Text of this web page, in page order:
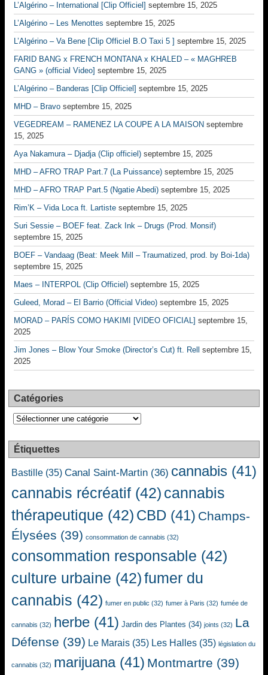
L’Algérino – International [Clip Officiel] septembre 15, 2025
L’Algérino – Les Menottes septembre 15, 2025
L’Algérino – Va Bene [Clip Officiel B.O Taxi 5 ] septembre 15, 2025
FARID BANG x FRENCH MONTANA x KHALED – « MAGHREB
GANG » (official Video] septembre 15, 2025
L’Algérino – Banderas [Clip Officiel] septembre 15, 2025
MHD – Bravo septembre 15, 2025
VEGEDREAM – RAMENEZ LA COUPE A LA MAISON septembre
15, 2025
Aya Nakamura – Djadja (Clip officiel) septembre 15, 2025
MHD – AFRO TRAP Part.7 (La Puissance) septembre 15, 2025
MHD – AFRO TRAP Part.5 (Ngatie Abedi) septembre 15, 2025
Rim’K – Vida Loca ft. Lartiste septembre 15, 2025
Suri Sessie – BOEF feat. Zack Ink – Drugs (Prod. Monsif)
septembre 15, 2025
BOEF – Vandaag (Beat: Meek Mill – Traumatized, prod. by Boi-1da)
septembre 15, 2025
Maes – INTERPOL (Clip Officiel) septembre 15, 2025
Guleed, Morad – El Barrio (Official Video) septembre 15, 2025
MORAD – PARÍS COMO HAKIMI [VIDEO OFICIAL] septembre 15,
2025
Jim Jones – Blow Your Smoke (Director’s Cut) ft. Rell
septembre 15,
2025
Catégories
Catégories
Étiquettes
Bastille (35) Canal Saint-Martin (36) cannabis (41)
cannabis récréatif (42) cannabis
thérapeutique (42) CBD (41) Champs-
Élysées (39) consommation de cannabis (32)
consommation responsable (42)
culture urbaine (42)fumer du
cannabis (42) fumer en public (32) fumer à Paris (32) fumée de
cannabis (32) herbe (41) Jardin des Plantes (34) joints (32) La
Défense (39) Le Marais (35) Les Halles (35) législation du
cannabis (32) marijuana(41) Montmartre (39)